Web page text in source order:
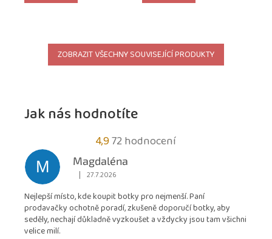
ZOBRAZIT VŠECHNY SOUVISEJÍCÍ PRODUKTY
Jak nás hodnotíte
4,9Průměrné
hodnocení
obchodu
4,9
z
72 hodnocení
M
Magdaléna
Hodnocení obchodu je 5 z 5 hvězdiček.
| 27.7.2026
Nejlepší místo, kde koupit botky pro nejmenší. Paní
prodavačky ochotně poradí, zkušeně doporučí botky, aby
seděly, nechají důkladně vyzkoušet a vždycky jsou tam všichni
velice milí.